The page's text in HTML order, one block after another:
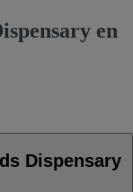
en
Dispensary